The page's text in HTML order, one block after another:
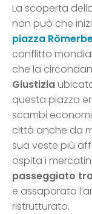
La scoperta
non può che
piazza
conflitto
che la
Giustizia
questa piazza
scambi
città anche da
sua veste più
ospita i
passeggiato
e assaporato
ristrutturato.